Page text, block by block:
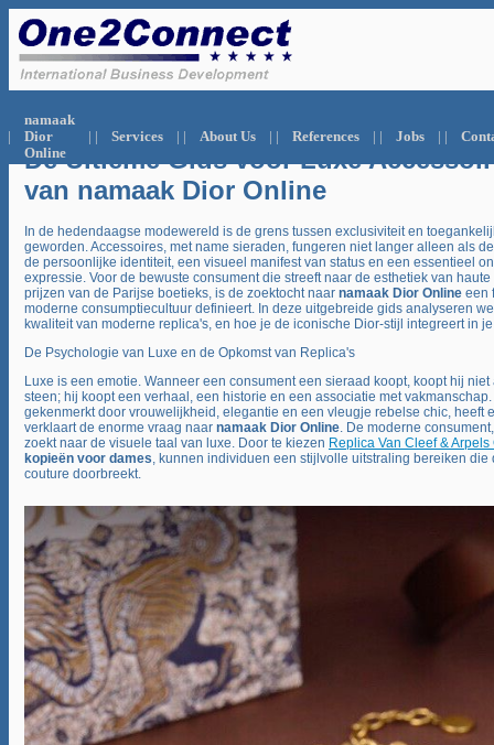
namaak
Dior
Online
Services About Us References Jobs
De Ultieme Gids voor Luxe
van namaak Dior Online
In de hedendaagse modewereld is de grens tussen exclusiviteit en
geworden. Accessoires, met name sieraden, fungeren niet langer alleen als
de persoonlijke identiteit, een visueel manifest van status en een essentieel
expressie. Voor de bewuste consument die streeft naar de esthetiek van
prijzen van de Parijse boetieks, is de zoektocht naar namaak Dior Online een
moderne consumptiecultuur definieert. In deze uitgebreide gids analyseren
kwaliteit van moderne replica's, en hoe je de iconische Dior-stijl integreert in
De Psychologie van Luxe en de Opkomst van Replica's
Luxe is een emotie. Wanneer een consument een sieraad koopt, koopt hij
steen; hij koopt een verhaal, een historie en een associatie met
gekenmerkt door vrouwelijkheid, elegantie en een vleugje rebelse chic, heeft
verklaart de enorme vraag naar namaak Dior Online. De moderne
zoekt naar de visuele taal van luxe. Door te kiezen Replica Van Cleef & Arpels
kopieën voor dames, kunnen individuen een stijlvolle uitstraling bereiken
couture doorbreekt.